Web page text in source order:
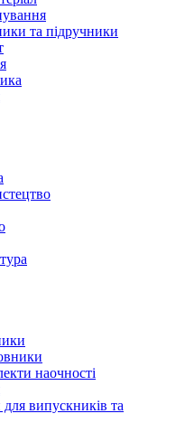
та підручники
наочності
випускників та